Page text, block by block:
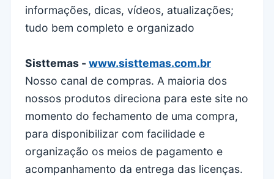
informações, dicas, vídeos, atualizações;
tudo bem completo e organizado
Sisttemas - www.sisttemas.com.br
Nosso canal de compras. A maioria dos
nossos produtos direciona para este site no
momento do fechamento de uma compra,
para disponibilizar com facilidade e
organização os meios de pagamento e
acompanhamento da entrega das licenças.